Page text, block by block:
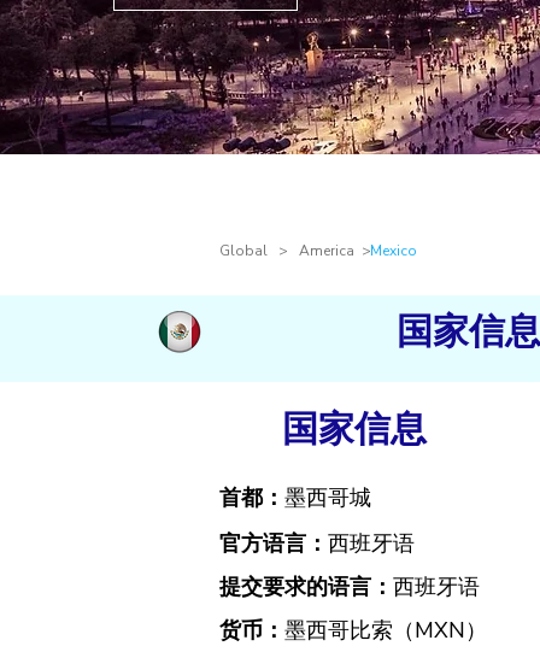
Global > America >Mexico
国家信息
国家信息
首都： 墨西哥城
官方语言： 西班牙语
提交要求的语言： 西班牙语
货币： 墨西哥比索（MXN）